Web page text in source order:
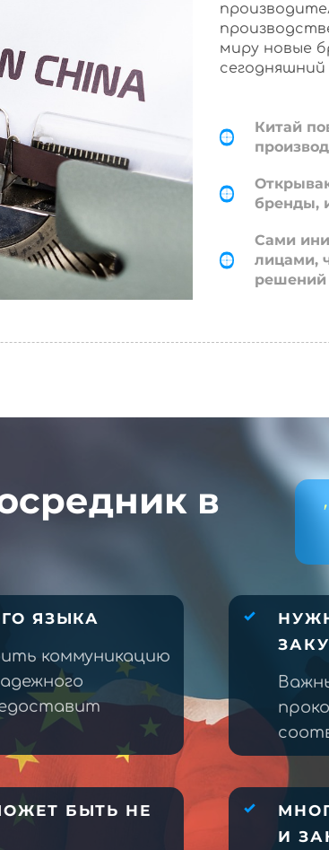
миру новые
сегодняшний
Китай
бренды,
Сами
лицами,
решений
в
ЯЗЫКА
коммуникацию
БЫТЬ НЕ
И